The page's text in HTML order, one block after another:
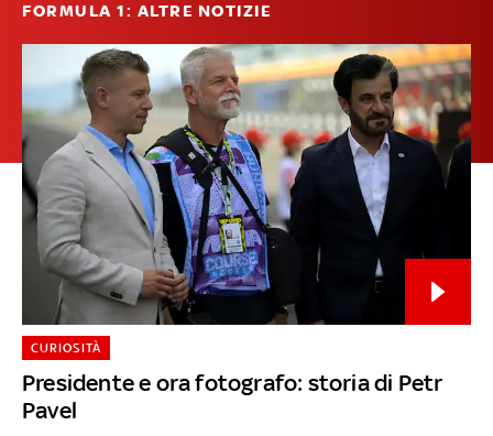
FORMULA 1: ALTRE NOTIZIE
Presidente e ora fotografo: storia di Petr
Pavel
CURIOSITÀ